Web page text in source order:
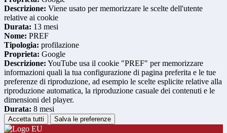
Descrizione: Viene usato per memorizzare le scelte dell'utente
relative ai cookie
Durata: 13 mesi
Nome: PREF
Tipologia: profilazione
Proprieta: Google
Descrizione: YouTube usa il cookie "PREF" per memorizzare
informazioni quali la tua configurazione di pagina preferita e le tue
preferenze di riproduzione, ad esempio le scelte esplicite relative alla
riproduzione automatica, la riproduzione casuale dei contenuti e le
dimensioni del player.
Durata: 8 mesi
Accetta tutti Salva le preferenze